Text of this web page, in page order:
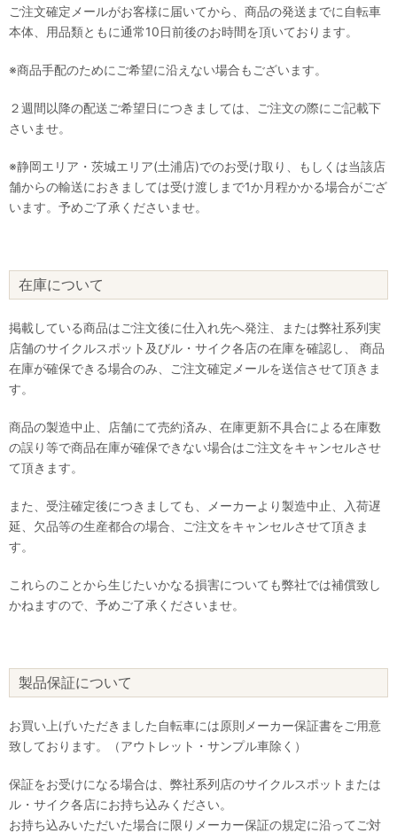
ご注文確定メールがお客様に届いてから、商品の発送までに自転車
本体、用品類ともに通常10日前後のお時間を頂いております。
※商品手配のためにご希望に沿えない場合もございます。
２週間以降の配送ご希望日につきましては、ご注文の際にご記載下
さいませ。
※静岡エリア・茨城エリア(土浦店)でのお受け取り、もしくは当該店
舗からの輸送におきましては受け渡しまで1か月程かかる場合がござ
います。予めご了承くださいませ。
在庫について
掲載している商品はご注文後に仕入れ先へ発注、または弊社系列実
店舗のサイクルスポット及びル・サイク各店の在庫を確認し、 商品
在庫が確保できる場合のみ、ご注文確定メールを送信させて頂きま
す。
商品の製造中止、店舗にて売約済み、在庫更新不具合による在庫数
の誤り等で商品在庫が確保できない場合はご注文をキャンセルさせ
て頂きます。
また、受注確定後につきましても、メーカーより製造中止、入荷遅
延、欠品等の生産都合の場合、ご注文をキャンセルさせて頂きま
す。
これらのことから生じたいかなる損害についても弊社では補償致し
かねますので、予めご了承くださいませ。
製品保証について
お買い上げいただきました自転車には原則メーカー保証書をご用意
致しております。（アウトレット・サンプル車除く）
保証をお受けになる場合は、弊社系列店のサイクルスポットまたは
ル・サイク各店にお持ち込みください。
お持ち込みいただいた場合に限りメーカー保証の規定に沿ってご対